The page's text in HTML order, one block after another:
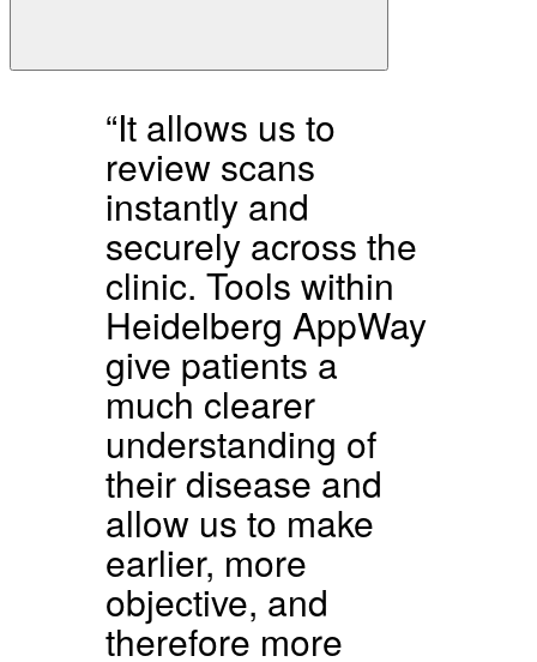
“It allows us to
review scans
instantly and
securely across the
clinic. Tools within
Heidelberg AppWay
give patients a
much clearer
understanding of
their disease and
allow us to make
earlier, more
objective, and
therefore more